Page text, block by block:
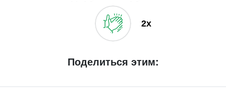
2x
Поделиться этим: